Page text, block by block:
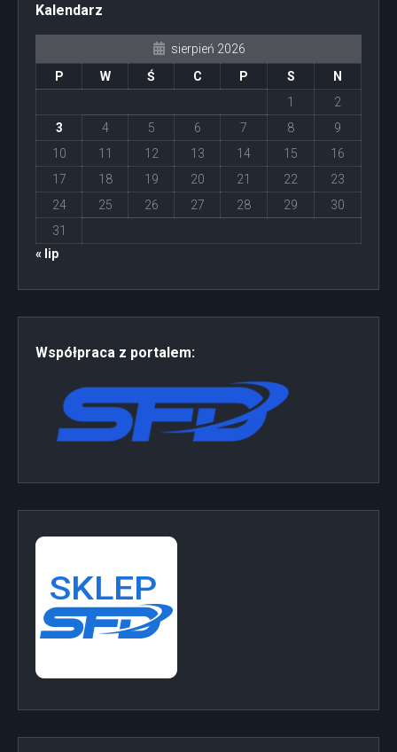
Kalendarz
sierpień 2026
P
W Ś C P S
N
1
2
3
4 5 6 7 8
9
10
11 12 13 14 15
16
17
18 19 20 21 22
23
24
25 26 27 28 29
30
31
« lip
Współpraca z portalem: